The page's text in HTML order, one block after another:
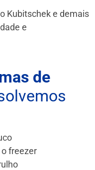
Kubitschek e demais
e
de
freezer